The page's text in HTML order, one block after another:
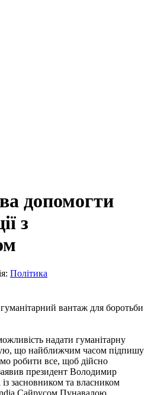
допомогти
з
Політика
вантаж для боротьби
надати гуманітарну
що найближчим часом підпишу
робити все, щоб дійсно
президент Володимир
із засновником та власником
Сайрусом Пунавалою.